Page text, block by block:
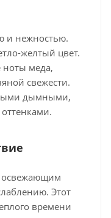
и нежностью.
желтый цвет.
ноты меда,
свежести.
дымными,
освежающим
Этот
времени